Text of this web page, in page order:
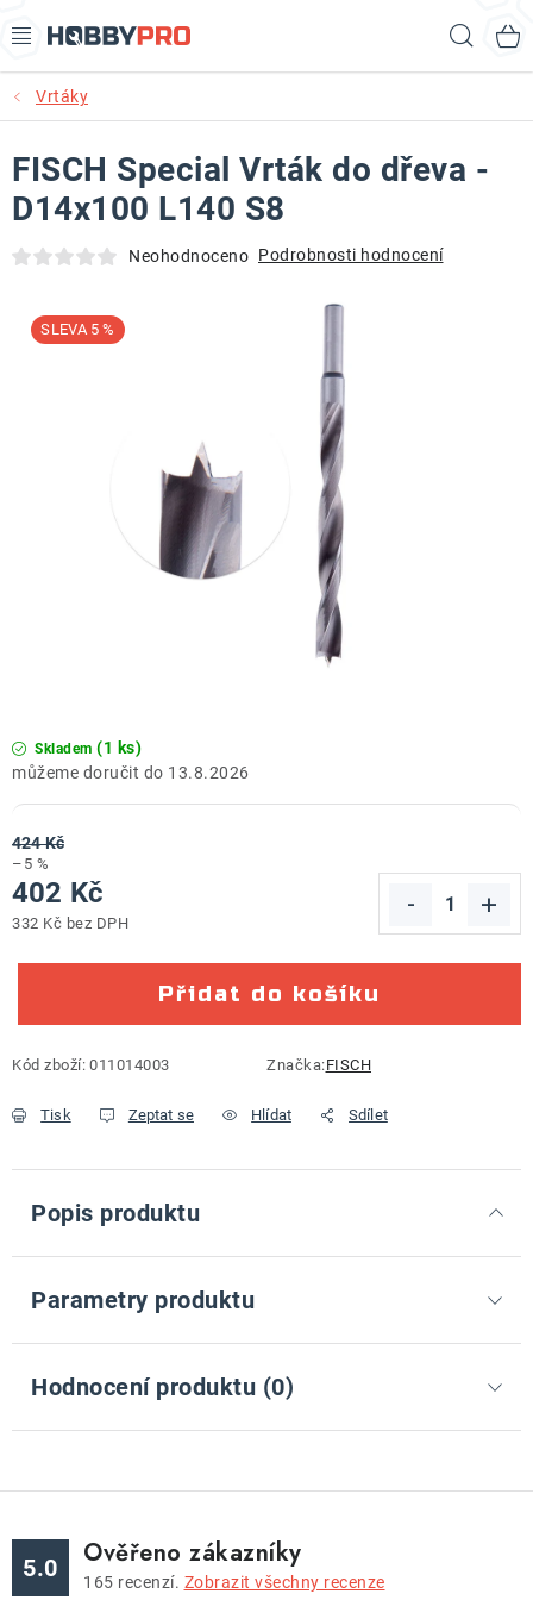
na
AKCE
PRODUKTY
PRODUKTY RECORD POWER
NOVINKY
Obchodní podmínky
O nás
Vrtáky
Skladem (1 ks)
13.8.2026
424 Kč
–5 %
402 Kč
332 Kč bez DPH
Přidat do košíku
Kód zboží: 011014003 Značka:FISCH
Tisk Zeptat se Hlídat Sdílet
FISCH Special Vrták do dřeva -
D14x100 L140 S8
Neohodnoceno Podrobnosti hodnocení
5 %
Popis produktu
Parametry produktu
Hodnocení produktu (0)
5.0 Ověřeno zákazníky
165 recenzí. Zobrazit všechny recenze